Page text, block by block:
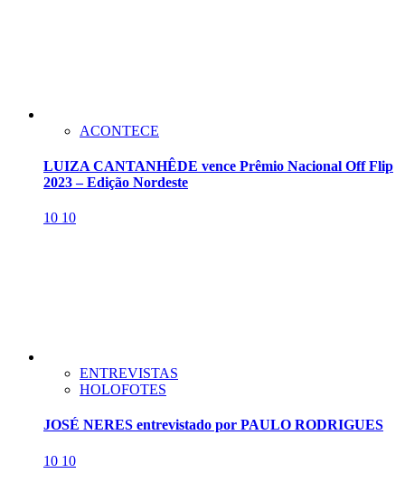
ACONTECE
LUIZA CANTANHÊDE vence Prêmio Nacional Off Flip
2023 – Edição Nordeste
10 10
ENTREVISTAS
HOLOFOTES
JOSÉ NERES entrevistado por PAULO RODRIGUES
10 10